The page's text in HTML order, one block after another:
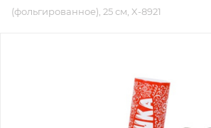
(фольгированное), 25 см, X-8921